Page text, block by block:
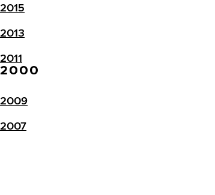
2015
2013
2011
2000
2009
2007